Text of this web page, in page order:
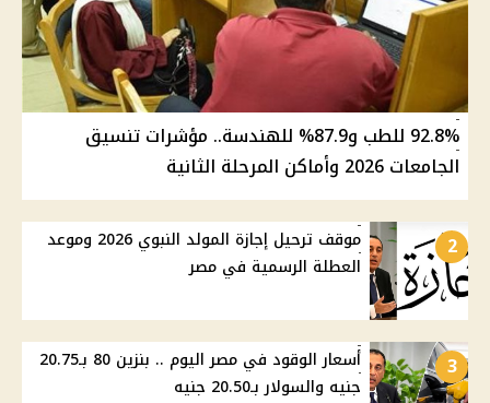
92.8% للطب و87.9% للهندسة.. مؤشرات تنسيق
الجامعات 2026 وأماكن المرحلة الثانية
2
موقف ترحيل إجازة المولد النبوي 2026 وموعد
العطلة الرسمية في مصر
3
أسعار الوقود في مصر اليوم .. بنزين 80 بـ20.75
جنيه والسولار بـ20.50 جنيه